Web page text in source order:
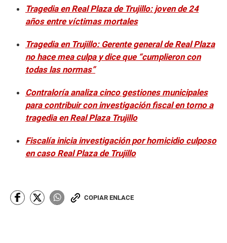
Tragedia en Real Plaza de Trujillo: joven de 24
años entre víctimas mortales
Tragedia en Trujillo: Gerente general de Real Plaza
no hace mea culpa y dice que “cumplieron con
todas las normas”
Contraloría analiza cinco gestiones municipales
para contribuir con investigación fiscal en torno a
tragedia en Real Plaza Trujillo
Fiscalía inicia investigación por homicidio culposo
en caso Real Plaza de Trujillo
COPIAR ENLACE